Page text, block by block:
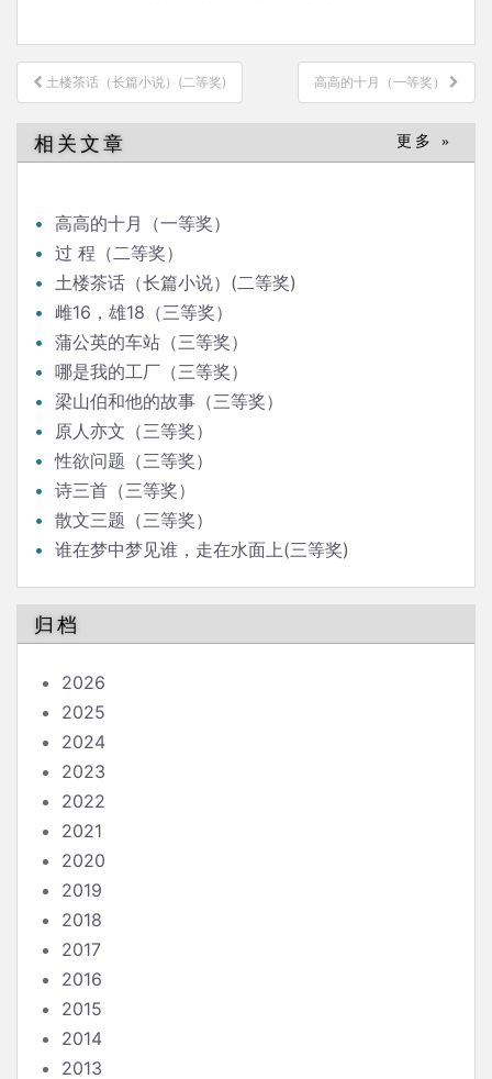
文
章
导
航
土楼茶话（长篇小说）(二等奖) 高高的十月（一等奖）
相关文章 更多 »
高高的十月（一等奖）
过 程（二等奖）
土楼茶话（长篇小说）(二等奖)
雌16，雄18（三等奖）
蒲公英的车站（三等奖）
哪是我的工厂（三等奖）
梁山伯和他的故事（三等奖）
原人亦文（三等奖）
性欲问题（三等奖）
诗三首（三等奖）
散文三题（三等奖）
谁在梦中梦见谁，走在水面上(三等奖)
归档
2026
2025
2024
2023
2022
2021
2020
2019
2018
2017
2016
2015
2014
2013